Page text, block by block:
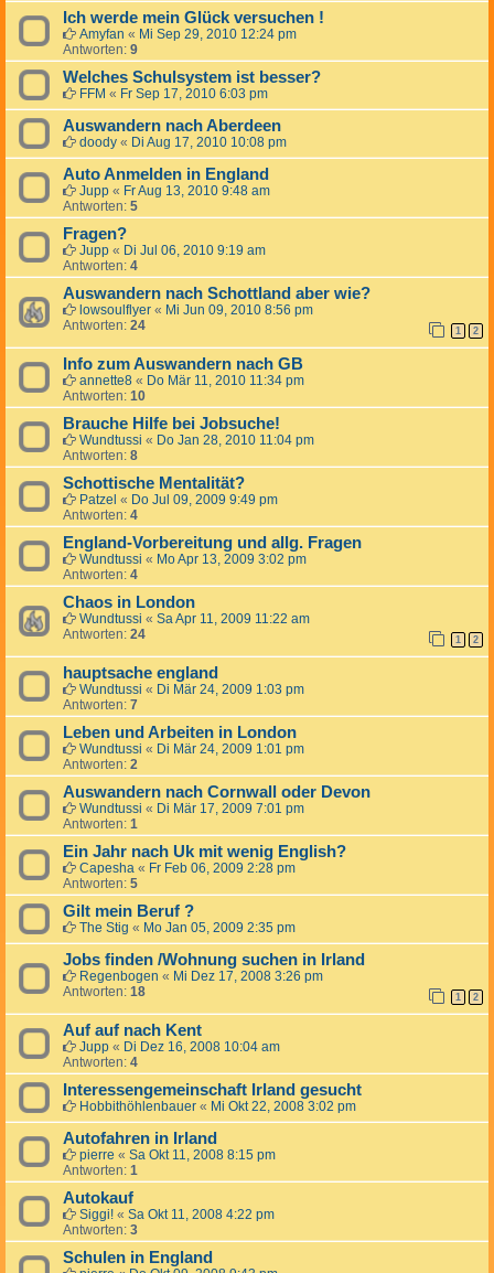
Ich werde mein Glück versuchen !
Amyfan « Mi Sep 29, 2010 12:24 pm
Antworten: 9
Welches Schulsystem ist besser?
FFM « Fr Sep 17, 2010 6:03 pm
Auswandern nach Aberdeen
doody « Di Aug 17, 2010 10:08 pm
Auto Anmelden in England
Jupp « Fr Aug 13, 2010 9:48 am
Antworten: 5
Fragen?
Jupp « Di Jul 06, 2010 9:19 am
Antworten: 4
Auswandern nach Schottland aber wie?
lowsoulflyer « Mi Jun 09, 2010 8:56 pm
Antworten: 24 1 2
Info zum Auswandern nach GB
annette8 « Do Mär 11, 2010 11:34 pm
Antworten: 10
Brauche Hilfe bei Jobsuche!
Wundtussi « Do Jan 28, 2010 11:04 pm
Antworten: 8
Schottische Mentalität?
Patzel « Do Jul 09, 2009 9:49 pm
Antworten: 4
England-Vorbereitung und allg. Fragen
Wundtussi « Mo Apr 13, 2009 3:02 pm
Antworten: 4
Chaos in London
Wundtussi « Sa Apr 11, 2009 11:22 am
Antworten: 24 1 2
hauptsache england
Wundtussi « Di Mär 24, 2009 1:03 pm
Antworten: 7
Leben und Arbeiten in London
Wundtussi « Di Mär 24, 2009 1:01 pm
Antworten: 2
Auswandern nach Cornwall oder Devon
Wundtussi « Di Mär 17, 2009 7:01 pm
Antworten: 1
Ein Jahr nach Uk mit wenig English?
Capesha « Fr Feb 06, 2009 2:28 pm
Antworten: 5
Gilt mein Beruf ?
The Stig « Mo Jan 05, 2009 2:35 pm
Jobs finden /Wohnung suchen in Irland
Regenbogen « Mi Dez 17, 2008 3:26 pm
Antworten: 18 1 2
Auf auf nach Kent
Jupp « Di Dez 16, 2008 10:04 am
Antworten: 4
Interessengemeinschaft Irland gesucht
Hobbithöhlenbauer « Mi Okt 22, 2008 3:02 pm
Autofahren in Irland
pierre « Sa Okt 11, 2008 8:15 pm
Antworten: 1
Autokauf
Siggi! « Sa Okt 11, 2008 4:22 pm
Antworten: 3
Schulen in England